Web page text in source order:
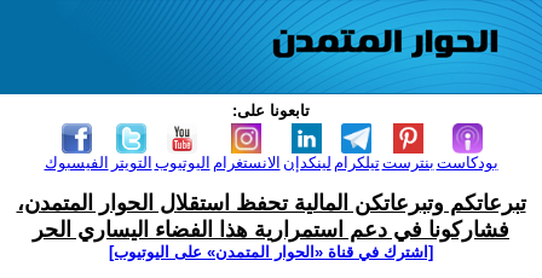
تابعونا على:
الفيسبوك التويتر اليوتيوب الانستغرام لينكدإن تيلكرامبنترست بودكاست
تبرعاتكم وتبرعاتكن المالية تحفظ استقلال الحوار المتمدن،
فشاركونا في دعم استمرارية هذا الفضاء اليساري الحر
[اشترك في قناة ‫«الحوار المتمدن» على اليوتيوب]